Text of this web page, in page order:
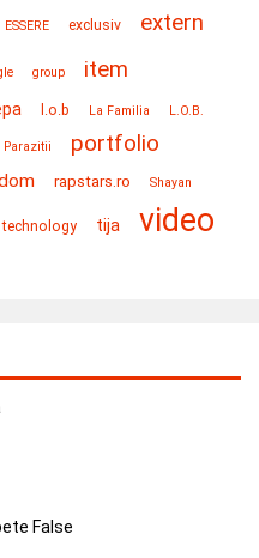
ESSERE exclusiv extern
group item
l.o.b La Familia L​.​O​.​B.
Parazitii portfolio
rapstars.ro Shayan
technology tija video
False